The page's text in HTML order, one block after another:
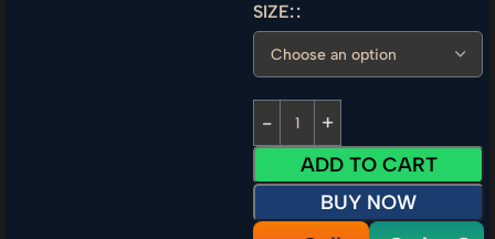
SIZE:
ADD TO CART
BUY NOW